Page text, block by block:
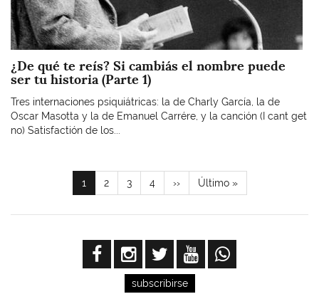
¿De qué te reís? Si cambiás el nombre puede
ser tu historia (Parte 1)
Tres internaciones psiquiátricas: la de Charly García, la de
Oscar Masotta y la de Emanuel Carrére, y la canción (I cant get
no) Satisfactión de los...
Paginación
Página
actual
1 Page
2 Page
3 Page
4
Siguiente
página
››
Última
página
Último »
subscribirse